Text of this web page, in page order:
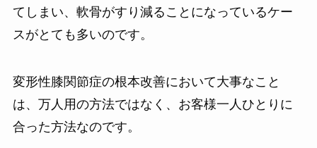
てしまい、軟骨がすり減ることになっているケー
スがとても多いのです。
変形性膝関節症の根本改善において大事なこと
は、万人用の方法ではなく、お客様一人ひとりに
合った方法なのです。